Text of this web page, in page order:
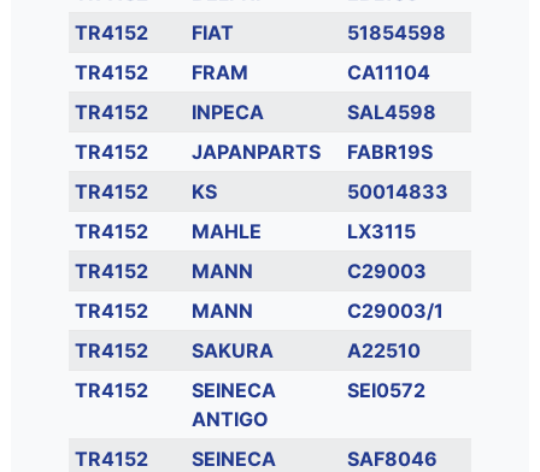
TR4152
FIAT
51854598
TR4152
FRAM
CA11104
TR4152
INPECA
SAL4598
TR4152
JAPANPARTS
FABR19S
TR4152
KS
50014833
TR4152
MAHLE
LX3115
TR4152
MANN
C29003
TR4152
MANN
C29003/1
TR4152
SAKURA
A22510
TR4152
SEINECA
ANTIGO
SEI0572
TR4152 SEINECA
SAF8046